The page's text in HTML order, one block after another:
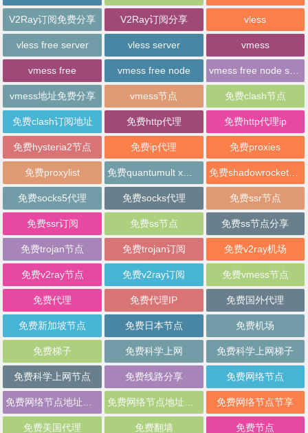
V2Ray订阅免费分享 V2Ray订阅分享 vless
vless free server vless server vmess
vmess free vmess free node vmess free node sharing
vmess地址免费分享 vmess节点 免费clash节点
免费clash订阅地址 免费http代理 免费http代理ip
免费hysteria2节点 免费ip代理 免费proxies
免费proxylist 免费shadowrocket节点
免费socks5代理 免费socks代理 免费ssr节点
免费ssr订阅 免费ss节点 免费ss节点分享
免费trojan节点 免费trojan订阅 免费v2ray机场
免费v2ray节点 免费v2ray订阅 免费vmess节点
免费代理 免费代理IP 免费国外代理
免费新加坡节点 免费日本节点 免费机场
免费梯子 免费科学上网 免费科学上网梯子
免费科学上网节点 免费线路分享 免费网络节点
免费网络节点节享
免费美国代理 免费翻墙 免费节点